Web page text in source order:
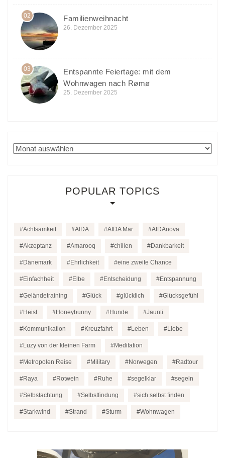
02 Familienweihnacht
26. Dezember 2025
03
Entspannte Feiertage: mit dem
Wohnwagen nach Rømø
25. Dezember 2025
Archiv
POPULAR TOPICS
Achtsamkeit AIDA AIDA Mar AIDAnova
Akzeptanz Amarooq chillen Dankbarkeit
Dänemark Ehrlichkeit eine zweite Chance
Einfachheit Elbe Entscheidung Entspannung
Geländetraining Glück glücklich Glücksgefühl
Heist Honeybunny Hunde Jaunti
Kommunikation Kreuzfahrt Leben Liebe
Luzy von der kleinen Farm Meditation
Metropolen Reise Military Norwegen Radtour
Raya Rotwein Ruhe segelklar segeln
Selbstachtung Selbstfindung sich selbst finden
Starkwind Strand Sturm Wohnwagen